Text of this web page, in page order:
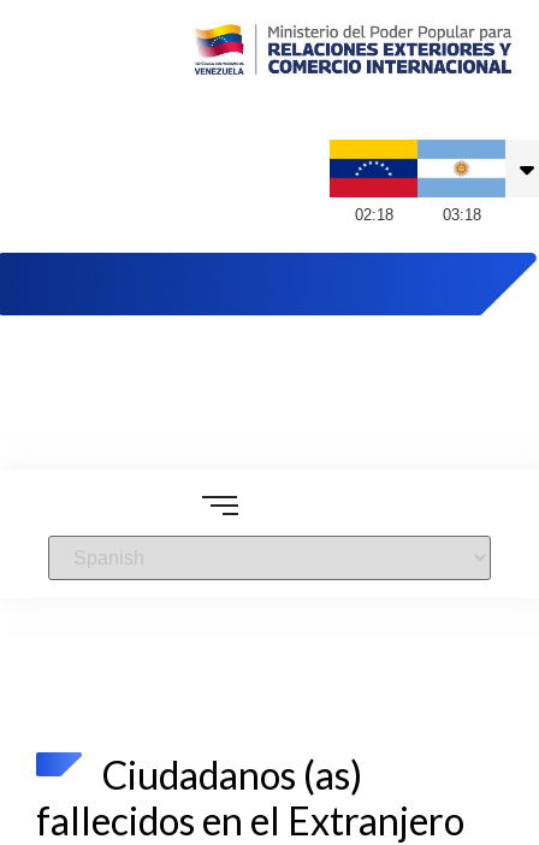
02:18 03:18
Ciudadanos (as)
fallecidos en el Extranjero